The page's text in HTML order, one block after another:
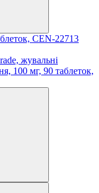
CEN-22713